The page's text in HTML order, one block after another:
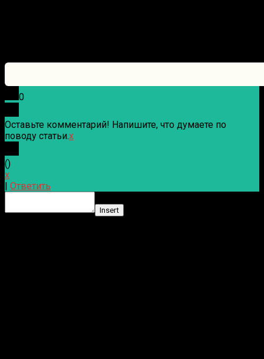
0
Оставьте комментарий! Напишите, что думаете по
поводу статьи.x
()
x
Ответить
Insert